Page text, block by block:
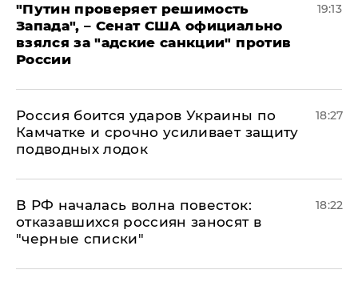
"Путин проверяет решимость
Запада", – Сенат США официально
взялся за "адские санкции" против
России
19:13
Россия боится ударов Украины по
Камчатке и срочно усиливает защиту
подводных лодок
18:27
​В РФ началась волна повесток:
отказавшихся россиян заносят в
"черные списки"
18:22